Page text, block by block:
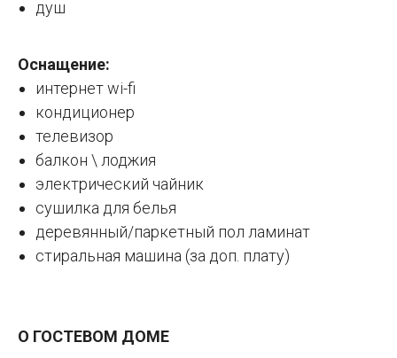
душ
Оснащение:
интернет wi-fi
кондиционер
телевизор
балкон \ лоджия
электрический чайник
сушилка для белья
деревянный/паркетный пол ламинат
стиральная машина (за доп. плату)
О ГОСТЕВОМ ДОМЕ